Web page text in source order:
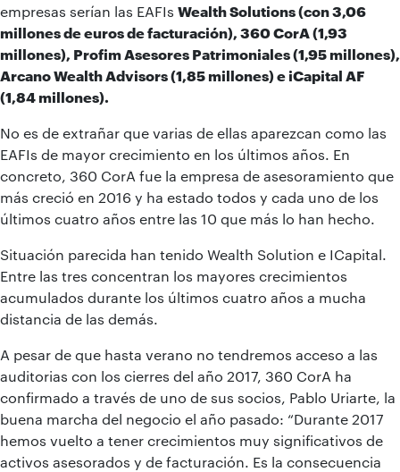
empresas serían las EAFIs Wealth Solutions (con 3,06
millones de euros de facturación), 360 CorA (1,93
millones), Profim Asesores Patrimoniales (1,95 millones),
Arcano Wealth Advisors (1,85 millones) e iCapital AF
(1,84 millones).
No es de extrañar que varias de ellas aparezcan como las
EAFIs de mayor crecimiento en los últimos años. En
concreto, 360 CorA fue la empresa de asesoramiento que
más creció en 2016 y ha estado todos y cada uno de los
últimos cuatro años entre las 10 que más lo han hecho.
Situación parecida han tenido Wealth Solution e ICapital.
Entre las tres concentran los mayores crecimientos
acumulados durante los últimos cuatro años a mucha
distancia de las demás.
A pesar de que hasta verano no tendremos acceso a las
auditorias con los cierres del año 2017, 360 CorA ha
confirmado a través de uno de sus socios, Pablo Uriarte, la
buena marcha del negocio el año pasado: “Durante 2017
hemos vuelto a tener crecimientos muy significativos de
activos asesorados y de facturación. Es la consecuencia